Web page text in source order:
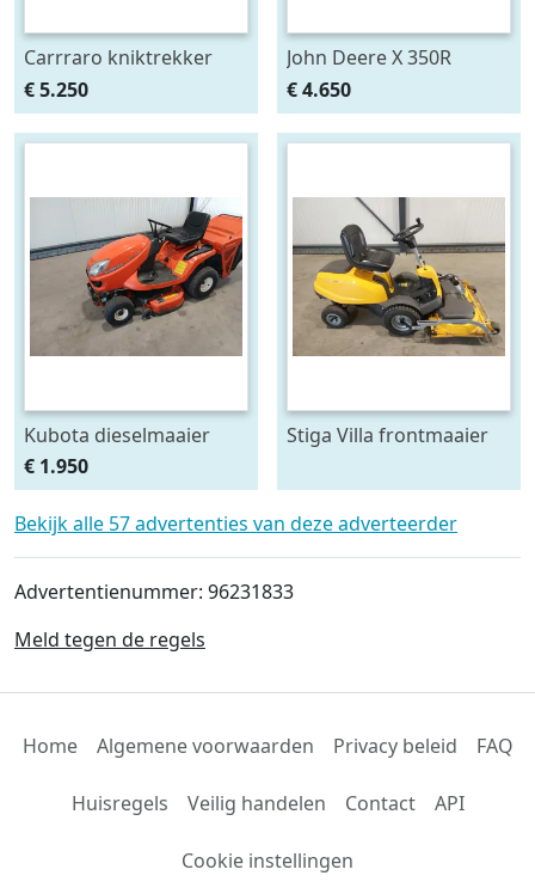
Carrraro kniktrekker
€ 5.250
John Deere X 350R
zitmaaier
€ 4.650
Kubota dieselmaaier
€ 1.950
Stiga Villa frontmaaier
Bekijk alle 57 advertenties van deze adverteerder
Advertentienummer: 96231833
Meld tegen de regels
Home Algemene voorwaarden Privacy beleid FAQ
Huisregels Veilig handelen Contact API
Cookie instellingen